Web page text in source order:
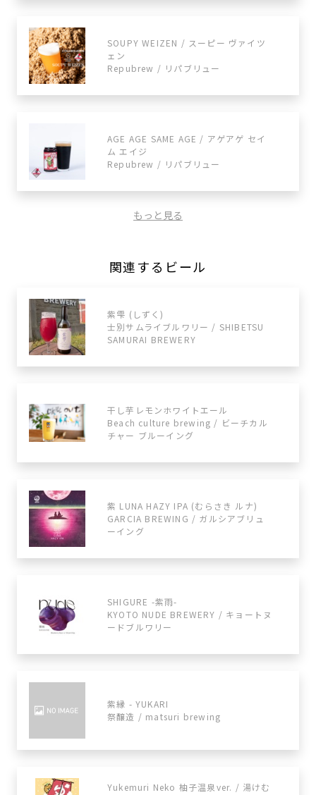
SOUPY WEIZEN / スーピー ヴァイツ
ェン
Repubrew / リパブリュー
AGE AGE SAME AGE / アゲアゲ セイ
ム エイジ
Repubrew / リパブリュー
もっと見る
関連するビール
紫雫 (しずく)
士別サムライブルワリー / SHIBETSU
SAMURAI BREWERY
干し芋レモンホワイトエール
Beach culture brewing / ビーチカル
チャー ブルーイング
紫 LUNA HAZY IPA (むらさき ルナ)
GARCIA BREWING / ガルシアブリュ
ーイング
SHIGURE -紫雨-
KYOTO NUDE BREWERY / キョートヌ
ードブルワリー
紫縁 - YUKARI
祭醸造 / matsuri brewing
Yukemuri Neko 柚子温泉ver. / 湯けむ